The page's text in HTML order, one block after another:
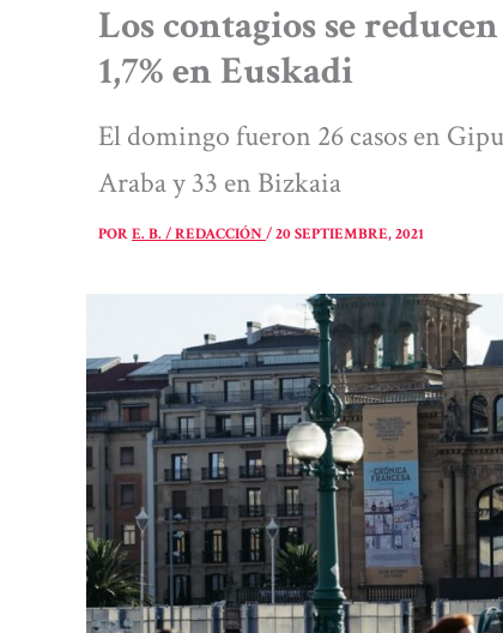
Los contagios se
1,7% en Euskadi
El domingo fueron 26 casos en
Araba y 33 en Bizkaia
PORE. B. / REDACCIÓN/20 SEPTIEMBRE, 2021